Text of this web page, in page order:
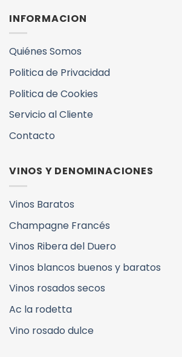
INFORMACION
Quiénes Somos
Politica de Privacidad
Politica de Cookies
Servicio al Cliente
Contacto
VINOS Y DENOMINACIONES
Vinos Baratos
Champagne Francés
Vinos Ribera del Duero
Vinos blancos buenos y baratos
Vinos rosados secos
Ac la rodetta
Vino rosado dulce